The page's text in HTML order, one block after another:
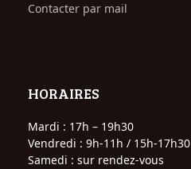
Contacter par mail
HORAIRES
Mardi : 17h – 19h30
Vendredi : 9h-11h / 15h-17h30
Samedi : sur rendez-vous